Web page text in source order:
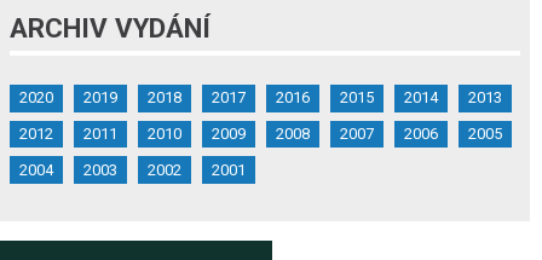
ARCHIV VYDÁNÍ
2020 2019 2018 2017 2016 2015 2014
2013
2012
2011 2010 2009 2008 2007 2006
2005
2004
2003 2002 2001